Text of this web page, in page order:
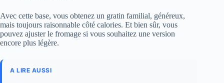
Avec cette base, vous obtenez un gratin familial, généreux,
mais toujours raisonnable côté calories. Et bien sûr, vous
pouvez ajuster le fromage si vous souhaitez une version
encore plus légère.
A LIRE AUSSI